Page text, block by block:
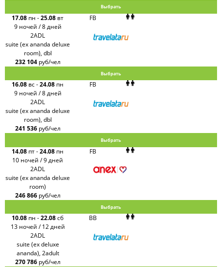
Выбрать
17.08 пн -25.08 вт
9 ночей / 8 дней
FB
2ADL
suite (ex ananda deluxe
room), dbl
232 104 руб/чел
Выбрать
16.08 вс-24.08 пн
9 ночей / 8 дней
FB
2ADL
suite (ex ananda deluxe
room), dbl
241 536 руб/чел
Выбрать
14.08 пт-24.08 пн
10 ночей / 9 дней
FB
2ADL
suite (ex ananda deluxe
room)
246 866 руб/чел
Выбрать
10.08 пн -22.08сб
13 ночей / 12 дней
BB
2ADL
suite (ex deluxe
ananda), 2adult
270 786 руб/чел